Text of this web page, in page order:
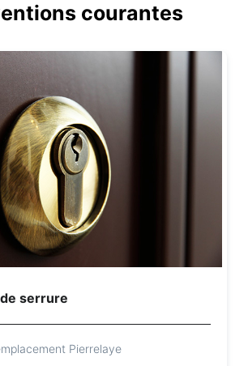
courantes
serrure
Pierrelaye